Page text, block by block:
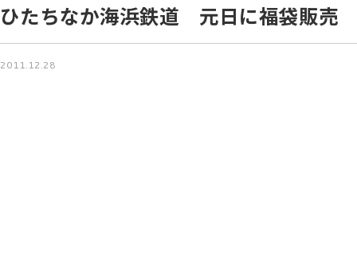
ひたちなか海浜鉄道 元日に福袋販売
2011.12.28